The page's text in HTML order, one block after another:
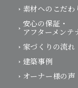
素材へのこだわ
安心の保証・
アフターメンテ
家づくりの流れ
建築事例
オーナー様の声